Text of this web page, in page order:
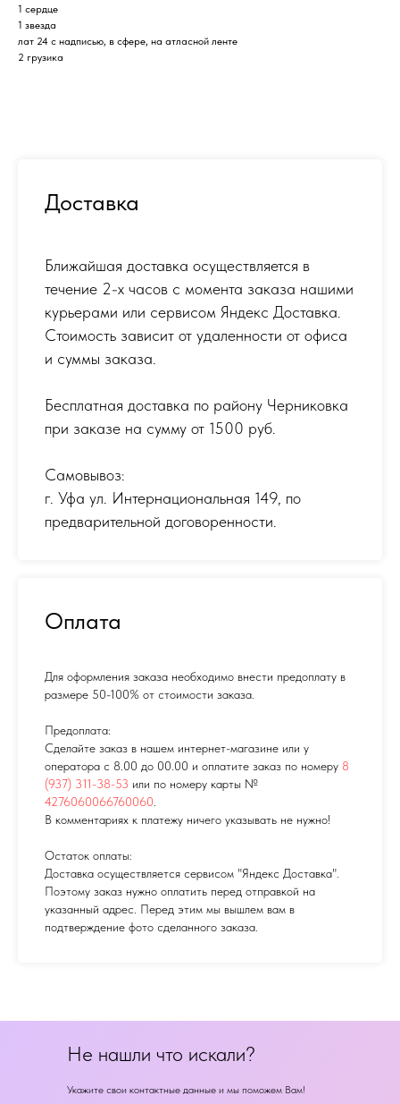
1 сердце
1 звезда
лат 24 с надписью, в сфере, на атласной ленте
2 грузика
Доставка
Ближайшая доставка осуществляется в
течение 2-х часов с момента заказа нашими
курьерами или сервисом Яндекс Доставка.
Стоимость зависит от удаленности от офиса
и суммы заказа.
Бесплатная доставка по району Черниковка
при заказе на сумму от 1500 руб.
Самовывоз:
г. Уфа ул. Интернациональная 149, по
предварительной договоренности.
Оплата
Для оформления заказа необходимо внести предоплату в
размере 50-100% от стоимости заказа.
Предоплата:
Сделайте заказ в нашем интернет-магазине или у
оператора с 8.00 до 00.00 и оплатите заказ по номеру 8
(937) 311-38-53 или по номеру карты №
4276060066760060
В комментариях к платежу ничего указывать не нужно!
Остаток оплаты:
Доставка осуществляется сервисом "Яндекс Доставка".
Поэтому заказ нужно оплатить перед отправкой на
указанный адрес. Перед этим мы вышлем вам в
подтверждение фото сделанного заказа.
Не нашли что искали?
Укажите свои контактные данные и мы поможем Вам!